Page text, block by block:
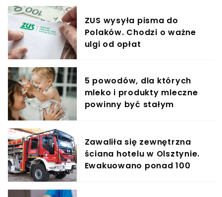
ZUS wysyła pisma do
Polaków. Chodzi o ważne
ulgi od opłat
5 powodów, dla których
mleko i produkty mleczne
powinny być stałym
Zawaliła się zewnętrzna
ściana hotelu w Olsztynie.
Ewakuowano ponad 100